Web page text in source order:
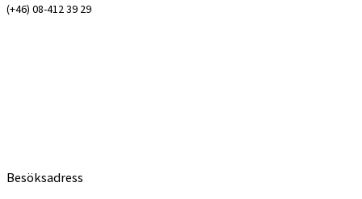
(+46) 08-412 39 29
Besöksadress